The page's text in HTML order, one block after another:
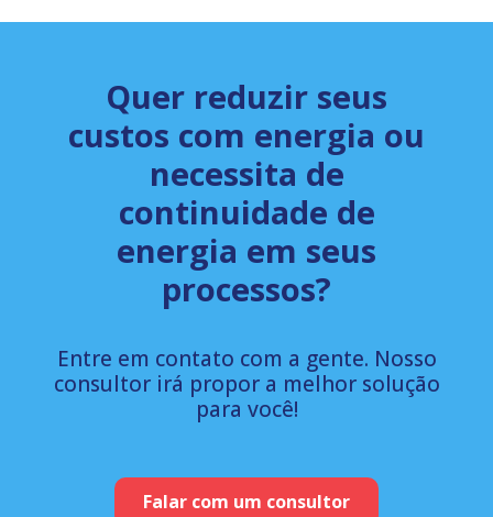
Quer reduzir seus
custos com energia ou
necessita de
continuidade de
energia em seus
processos?
Entre em contato com a gente. Nosso
consultor irá propor a melhor solução
para você!
Falar com um consultor